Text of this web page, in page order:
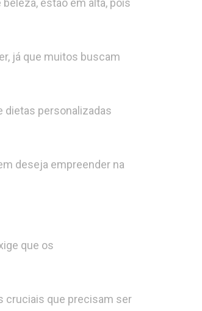
estão em alta, pois
já que muitos buscam
dietas personalizadas
deseja empreender na
que os
cruciais que precisam ser